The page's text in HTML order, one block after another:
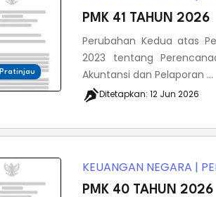
Pratinjau
PMK 41 TAHUN 2026
Perubahan Kedua atas
2023 tentang
Akuntansi dan Pelaporan ...
Ditetapkan:12 Jun 2026
KEUANGAN NEGARA |
PMK 40 TAHUN 2026